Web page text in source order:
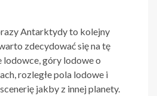
Antarktydy to kolejny
zdecydować się na tę
góry lodowe o
rozległe pola lodowe i
jakby z innej planety.